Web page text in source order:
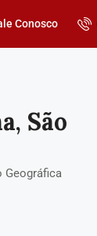
Conosco
São
Geográfica